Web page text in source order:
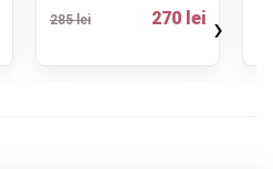
285 lei 270 lei ›